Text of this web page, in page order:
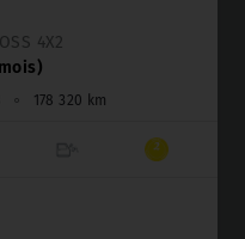
4X2
⚬ 178 320 km